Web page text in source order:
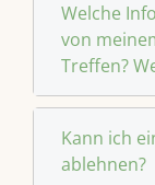
Welche
von
Treffen?
Kann ich
ablehnen?